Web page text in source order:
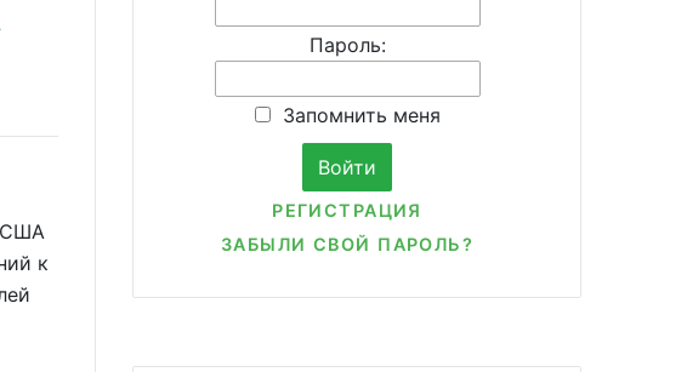
США
к
Пароль:
Запомнить меня
РЕГИСТРАЦИЯ
ЗАБЫЛИ СВОЙ ПАРОЛЬ?